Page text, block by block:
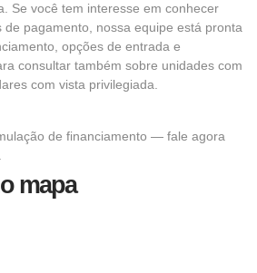
Se você tem interesse em conhecer
de pagamento, nossa equipe está pronta
opções de entrada e
consultar também sobre unidades com
com vista privilegiada.
de financiamento — fale agora
mapa